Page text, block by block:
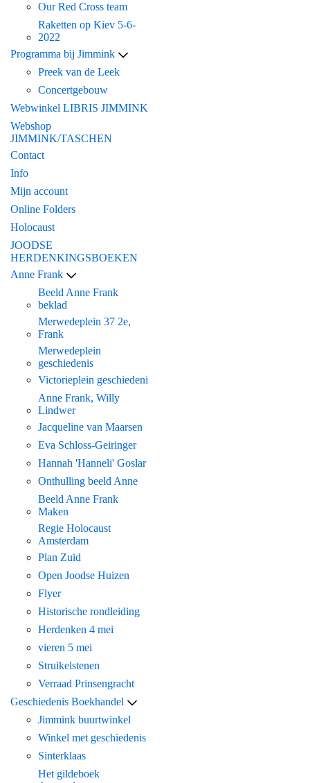
Our Red Cross team
Raketten op Kiev 5-6-
2022
Programma bij Jimmink
Preek van de Leek
Concertgebouw
Webwinkel LIBRIS JIMMINK
Webshop
JIMMINK/TASCHEN
Contact
Info
Mijn account
Online Folders
Holocaust
JOODSE
HERDENKINGSBOEKEN
Anne Frank
Beeld Anne Frank
beklad
Merwedeplein 37 2e,
Frank
Merwedeplein
geschiedenis
Victorieplein geschiedeni
Anne Frank, Willy
Lindwer
Jacqueline van Maarsen
Eva Schloss-Geiringer
Hannah 'Hanneli' Goslar
Onthulling beeld Anne
Beeld Anne Frank
Maken
Regie Holocaust
Amsterdam
Plan Zuid
Open Joodse Huizen
Flyer
Historische rondleiding
Herdenken 4 mei
vieren 5 mei
Struikelstenen
Verraad Prinsengracht
Geschiedenis Boekhandel
Jimmink buurtwinkel
Winkel met geschiedenis
Sinterklaas
Het gildeboek